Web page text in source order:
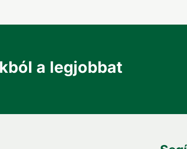
a legjobbat